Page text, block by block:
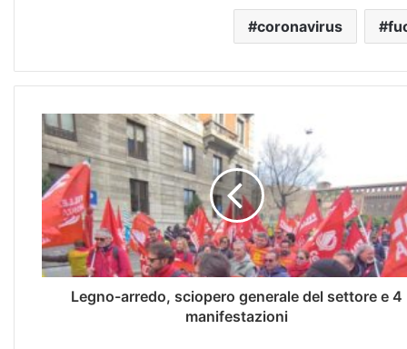
coronavirus
Legno-arredo, sciopero generale del settore e 4
manifestazioni